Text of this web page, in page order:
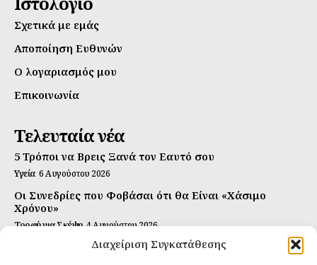
Διαχείριση Συγκατάθεσης
Σχετικά με εμάς
Αποποίηση Ευθυνών
Ο λογαριασμός μου
Επικοινωνία
Τελευταία νέα
5 Τρόποι να Βρεις Ξανά τον Εαυτό σου
Υγεία 6 Αυγούστου 2026
Οι Συνεδρίες που Φοβάσαι ότι θα Είναι «Χάσιμο
Χρόνου»
Τροφή για Σκέψη 4 Αυγούστου 2026
Αυτή Είναι η Συνταγή για Τέλεια Κομπούτσα